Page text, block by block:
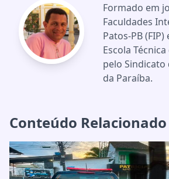
Formado em
Faculdades
Patos-PB
Escola
pelo Sindicato
da Paraíba.
Conteúdo Relacionado